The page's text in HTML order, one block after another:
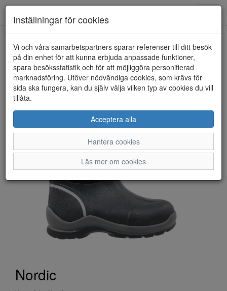
HEM NORDIC
Nordic
Inställningar för cookies
Vi och våra samarbetspartners sparar referenser till ditt besök
på din enhet för att kunna erbjuda anpassade funktioner,
spara besöksstatistik och för att möjliggöra personifierad
marknadsföring. Utöver nödvändiga cookies, som krävs för
sida ska fungera, kan du själv välja vilken typ av cookies du vill
tillåta.
Acceptera alla
Hantera cookies
Läs mer om cookies